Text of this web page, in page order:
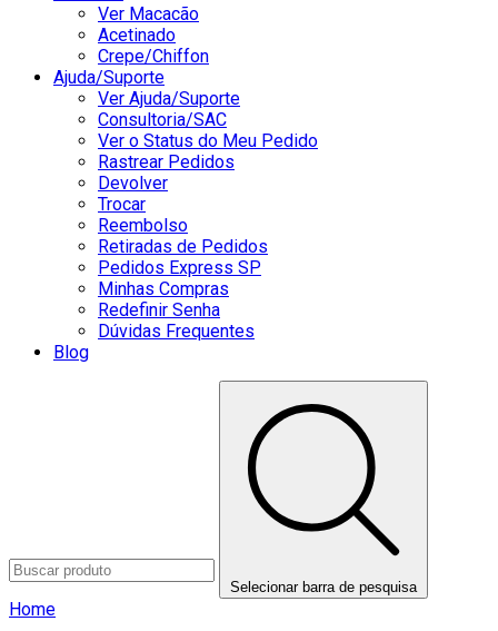
Ver Macacão
Acetinado
Crepe/Chiffon
Ajuda/Suporte
Ver Ajuda/Suporte
Consultoria/SAC
Ver o Status do Meu Pedido
Rastrear Pedidos
Devolver
Trocar
Reembolso
Retiradas de Pedidos
Pedidos Express SP
Minhas Compras
Redefinir Senha
Dúvidas Frequentes
Blog
Selecionar barra de pesquisa
Home